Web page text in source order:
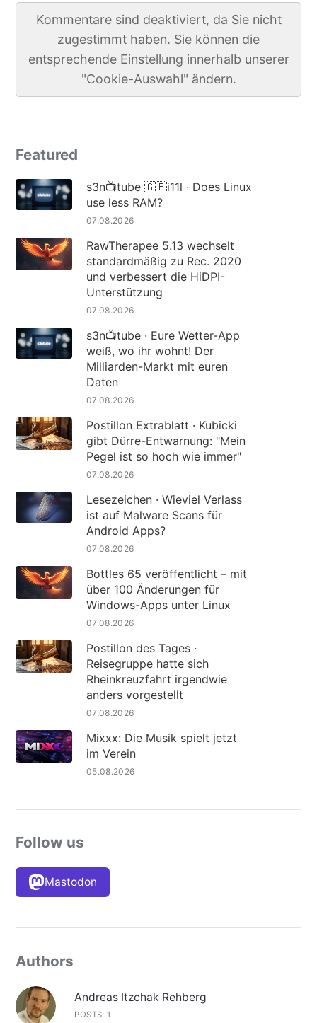
Kommentare sind deaktiviert, da Sie nicht
zugestimmt haben. Sie können die
entsprechende Einstellung innerhalb unserer
"Cookie-Auswahl" ändern.
Featured
s3n📺tube 🇬🇧i11l · Does Linux
use less RAM?
07.08.2026
RawTherapee 5.13 wechselt
standardmäßig zu Rec. 2020
und verbessert die HiDPI-
Unterstützung
07.08.2026
s3n📺tube · Eure Wetter-App
weiß, wo ihr wohnt! Der
Milliarden-Markt mit euren
Daten
07.08.2026
Postillon Extrablatt · Kubicki
gibt Dürre-Entwarnung: "Mein
Pegel ist so hoch wie immer"
07.08.2026
Lesezeichen · Wieviel Verlass
ist auf Malware Scans für
Android Apps?
07.08.2026
Bottles 65 veröffentlicht – mit
über 100 Änderungen für
Windows-Apps unter Linux
07.08.2026
Postillon des Tages ·
Reisegruppe hatte sich
Rheinkreuzfahrt irgendwie
anders vorgestellt
07.08.2026
Mixxx: Die Musik spielt jetzt
im Verein
05.08.2026
Follow us
Mastodon
Authors
Andreas Itzchak Rehberg
POSTS: 1